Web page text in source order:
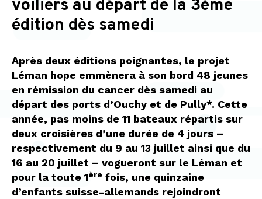
voiliers au départ de la 3ème
édition dès samedi
Après deux éditions poignantes, le projet
Léman hope emmènera à son bord 48 jeunes
en rémission du cancer dès samedi au
départ des ports d’Ouchy et de Pully*. Cette
année, pas moins de 11 bateaux répartis sur
deux croisières d’une durée de 4 jours –
respectivement du 9 au 13 juillet ainsi que du
16 au 20 juillet – vogueront sur le Léman et
pour la toute 1ère fois, une quinzaine
d’enfants suisse-allemands rejoindront